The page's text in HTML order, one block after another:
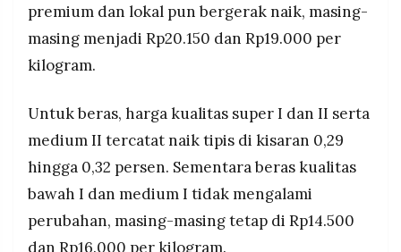
premium dan lokal pun bergerak naik, masing-
masing menjadi Rp20.150 dan Rp19.000 per
kilogram.
Untuk beras, harga kualitas super I dan II serta
medium II tercatat naik tipis di kisaran 0,29
hingga 0,32 persen. Sementara beras kualitas
bawah I dan medium I tidak mengalami
perubahan, masing-masing tetap di Rp14.500
dan Rp16.000 per kilogram.